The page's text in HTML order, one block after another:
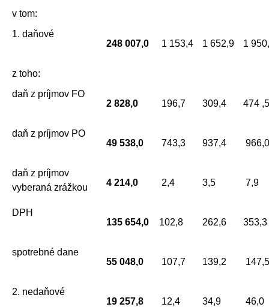
v tom:
1. daňové
248 007,0
1 153,4 1 652,9 1
z toho:
daň z príjmov FO
2 828,0
196,7 309,4 474 ,5
daň z príjmov PO
49 538,0
743,3 937,4 966,0
daň z príjmov
vyberaná zrážkou
4 214,0 2,4 3,5 7,9
DPH
135 654,0
102,8 262,6 353,3
spotrebné dane
55 048,0
107,7 139,2 147,5
2. nedaňové
19 257,8
12,4 34,9 46,0